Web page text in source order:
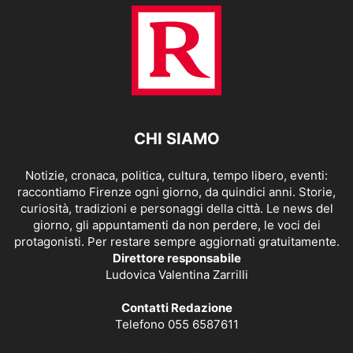
CHI SIAMO
Notizie, cronaca, politica, cultura, tempo libero, eventi:
raccontiamo Firenze ogni giorno, da quindici anni. Storie,
curiosità, tradizioni e personaggi della città. Le news del
giorno, gli appuntamenti da non perdere, le voci dei
protagonisti. Per restare sempre aggiornati gratuitamente.
Direttore responsabile
Ludovica Valentina Zarrilli
Contatti Redazione
Telefono 055 6587611